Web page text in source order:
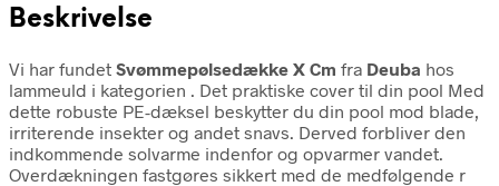
Beskrivelse
Vi har fundet Svømmepølsedække X Cm fra Deuba hos
lammeuld i kategorien . Det praktiske cover til din pool Med
dette robuste PE-dæksel beskytter du din pool mod blade,
irriterende insekter og andet snavs. Derved forbliver den
indkommende solvarme indenfor og opvarmer vandet.
Overdækningen fastgøres sikkert med de medfølgende r